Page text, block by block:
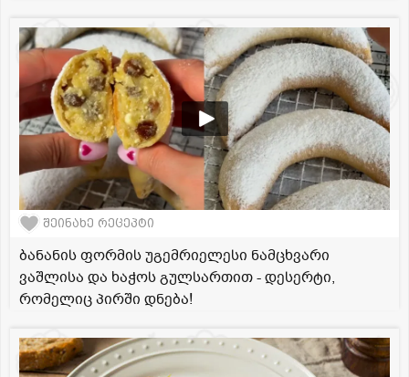
შეინახე რეცეპტი
ბანანის ფორმის უგემრიელესი ნამცხვარი
ვაშლისა და ხაჭოს გულსართით - დესერტი,
რომელიც პირში დნება!